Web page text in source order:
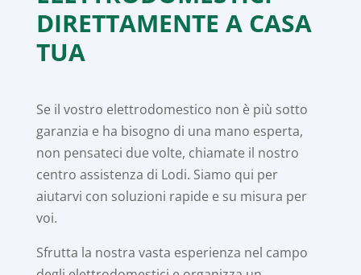
DIRETTAMENTE A CASA
TUA
Se il vostro elettrodomestico non è più sotto
garanzia e ha bisogno di una mano esperta,
non pensateci due volte, chiamate il nostro
centro assistenza di Lodi. Siamo qui per
aiutarvi con soluzioni rapide e su misura per
voi.
Sfrutta la nostra vasta esperienza nel campo